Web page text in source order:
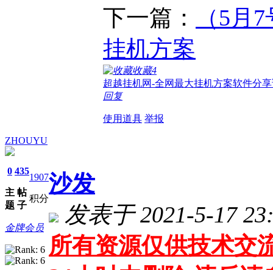
下一篇：
（5月
挂机方案
收藏4
超越挂机网-全网最大挂机方案软件分
回复
使用道具 举报
ZHOUYU
0
主
题
435
帖
子
1907
积分
金牌会员
沙发
发表于 2021-5-17
所有资源仅供技术交